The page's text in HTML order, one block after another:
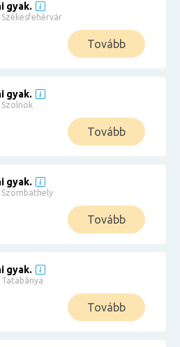
gyak.
Székesfehérvár
Tovább
gyak.
Szolnok
Tovább
gyak.
Szombathely
Tovább
gyak.
Tatabánya
Tovább